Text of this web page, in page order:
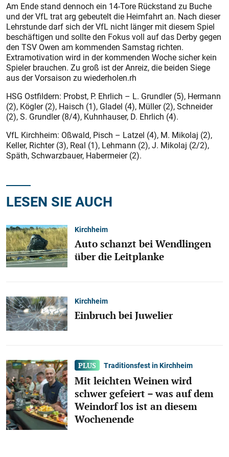
Am Ende stand dennoch ein 14-Tore Rückstand zu Buche
und der VfL trat arg gebeutelt die Heimfahrt an. Nach dieser
Lehrstunde darf sich der VfL nicht länger mit diesem Spiel
beschäftigen und sollte den Fokus voll auf das Derby gegen
den TSV Owen am kommenden Samstag richten.
Extramotivation wird in der kommenden Woche sicher kein
Spieler brauchen. Zu groß ist der Anreiz, die beiden Siege
aus der Vorsaison zu wiederholen.rh
HSG Ostfildern: Probst, P. Ehrlich – L. Grundler (5), Hermann
(2), Kögler (2), Haisch (1), Gladel (4), Müller (2), Schneider
(2), S. Grundler (8/4), Kuhnhauser, D. Ehrlich (4).
VfL Kirchheim: Oßwald, Pisch – Latzel (4), M. Mikolaj (2),
Keller, Richter (3), Real (1), Lehmann (2), J. Mikolaj (2/2),
Späth, Schwarzbauer, Habermeier (2).
LESEN SIE AUCH
Kirchheim
Auto schanzt bei Wendlingen
über die Leitplanke
Kirchheim
Einbruch bei Juwelier
Traditionsfest in Kirchheim
Mit leichten Weinen wird
schwer gefeiert – was auf dem
Weindorf los ist an diesem
Wochenende